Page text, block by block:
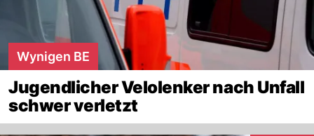
Wynigen BE
Jugendlicher Velolenker nach Unfall
schwer verletzt